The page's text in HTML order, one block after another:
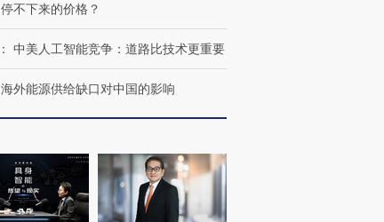
停不下来的价格？
： 中美人工智能竞争：道路比技术更重要
海外能源供给缺口对中国的影响